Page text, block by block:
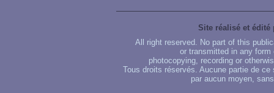
Site réalisé et édité
All right reserved. No part of this
or transmitted in any
photocopying, recording or
Tous droits réservés. Aucune partie de
par aucun moyen,